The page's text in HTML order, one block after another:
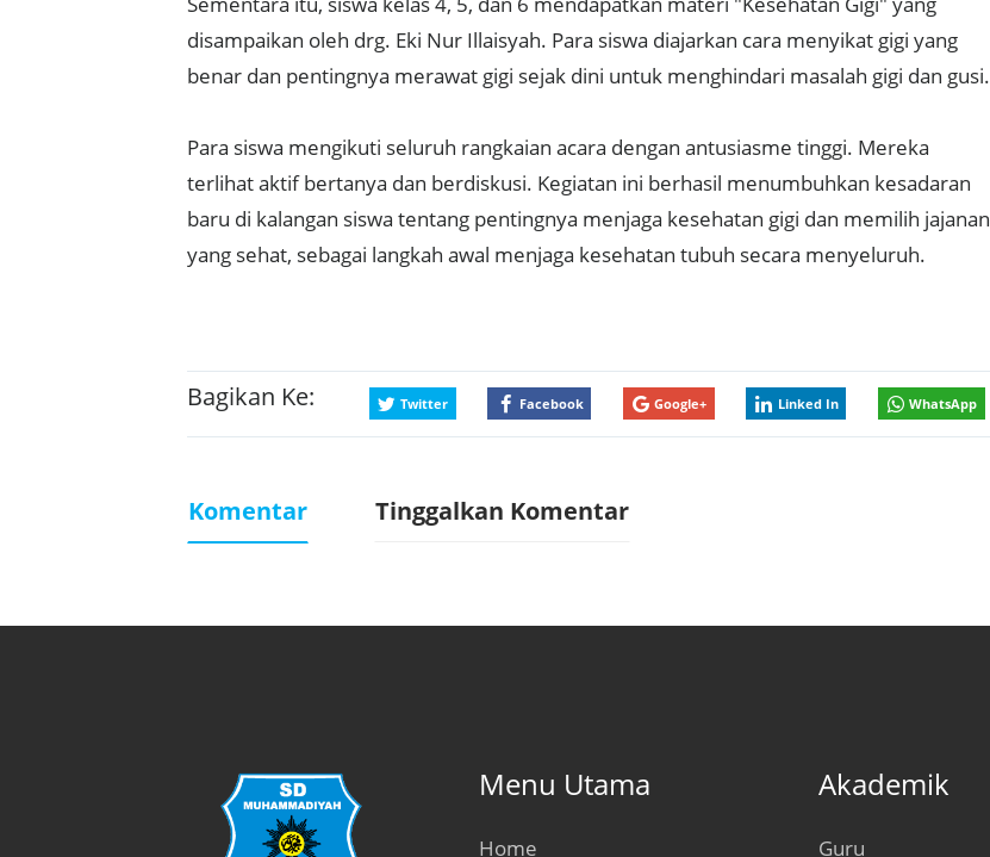
disampaikan oleh drg. Eki Nur Illaisyah. Para siswa diajarkan cara menyikat gigi yang
benar dan pentingnya merawat gigi sejak dini untuk menghindari masalah gigi dan gusi.
Para siswa mengikuti seluruh rangkaian acara dengan antusiasme tinggi. Mereka
terlihat aktif bertanya dan berdiskusi. Kegiatan ini berhasil menumbuhkan kesadaran
baru di kalangan siswa tentang pentingnya menjaga kesehatan gigi dan memilih jajanan
yang sehat, sebagai langkah awal menjaga kesehatan tubuh secara menyeluruh.
Bagikan Ke: Twitter Facebook Google+ Linked In WhatsApp
Komentar Tinggalkan Komentar
Menu Utama
Home
Akademik
Guru